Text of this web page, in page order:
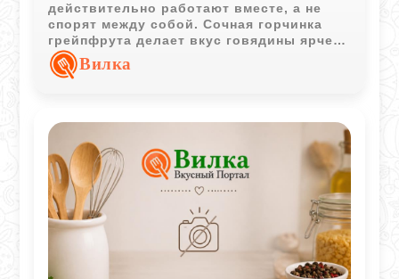
действительно работают вместе, а не
спорят между собой. Сочная горчинка
грейпфрута делает вкус говядины ярче, а
прохладная фасоль и хрустящий лук
добавляют салату свежесть и объем.
Вилка